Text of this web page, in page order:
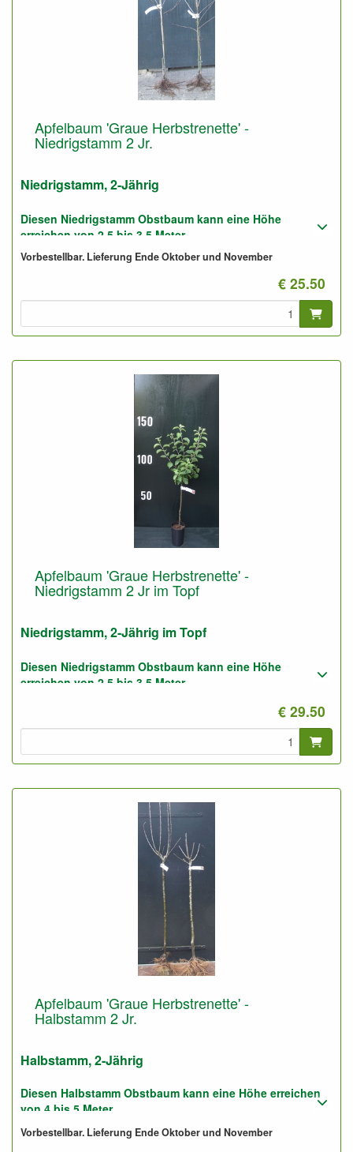
Apfelbaum 'Graue Herbstrenette' -
Niedrigstamm 2 Jr.
Niedrigstamm, 2-Jährig
Diesen Niedrigstamm Obstbaum kann eine Höhe
erreichen von 2,5 bis 3,5 Meter.
Geeignet für gute und für sandige Boden.
Foto: Niedrigstamm 2-Jährig, nicht geschnitten.
Vorbestellbar. Lieferung Ende Oktober und November
€ 25.50
Apfelbaum 'Graue Herbstrenette' -
Niedrigstamm 2 Jr im Topf
Niedrigstamm, 2-Jährig im Topf
Diesen Niedrigstamm Obstbaum kann eine Höhe
erreichen von 2,5 bis 3,5 Meter.
€ 29.50
Apfelbaum 'Graue Herbstrenette' -
Halbstamm 2 Jr.
Halbstamm, 2-Jährig
Diesen Halbstamm Obstbaum kann eine Höhe erreichen
von 4 bis 5 Meter.
Pflanzabstand: 5 bis 6 Meter
Vorbestellbar. Lieferung Ende Oktober und November